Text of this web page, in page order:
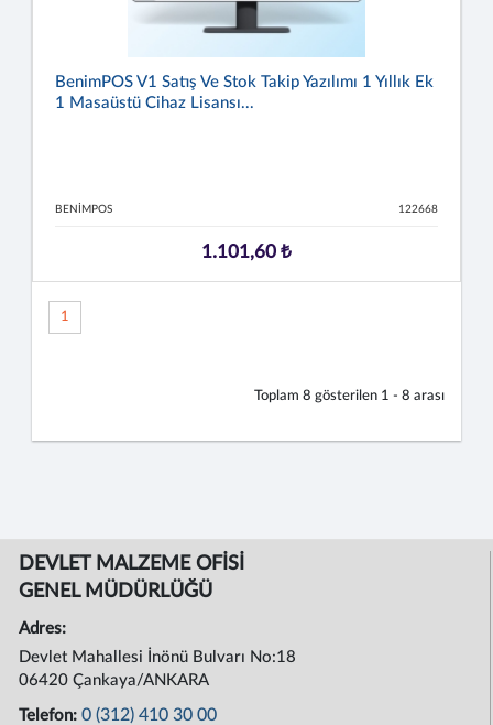
BenimPOS V1 Satış Ve Stok Takip Yazılımı 1 Yıllık Ek
1 Masaüstü Cihaz Lisansı...
BENIMPOS 122668
1.101,60 ₺
1
Toplam 8 gösterilen 1 - 8 arası
DEVLET MALZEME OFİSİ
GENEL MÜDÜRLÜĞÜ
Adres:
Devlet Mahallesi İnönü Bulvarı No:18
06420 Çankaya/ANKARA
Telefon:0 (312) 410 30 00